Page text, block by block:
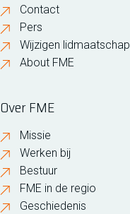
Contact
Pers
Wijzigen lidmaatschap
About FME
Over FME
Missie
Werken bij
Bestuur
FME in de regio
Geschiedenis